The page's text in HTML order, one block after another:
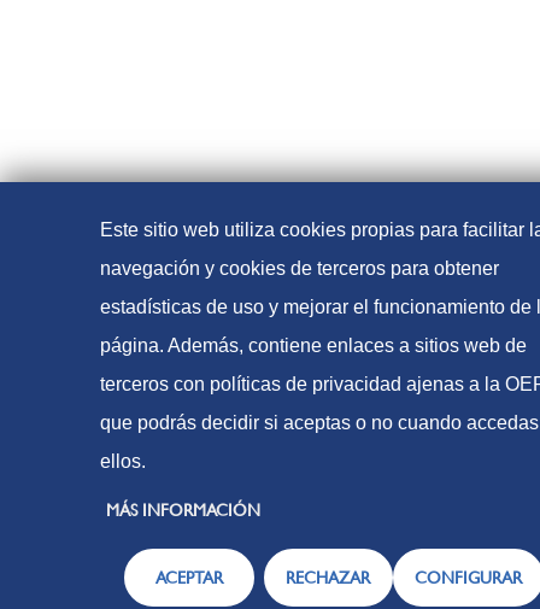
Este sitio web utiliza cookies propias para facilitar
navegación y cookies de terceros para obtener
estadísticas de uso y mejorar el funcionamiento de
página. Además, contiene enlaces a sitios web de
terceros con políticas de privacidad ajenas a la
que podrás decidir si aceptas o no cuando
ellos.
MÁS INFORMACIÓN
ACEPTAR RECHAZAR CONFIGURAR